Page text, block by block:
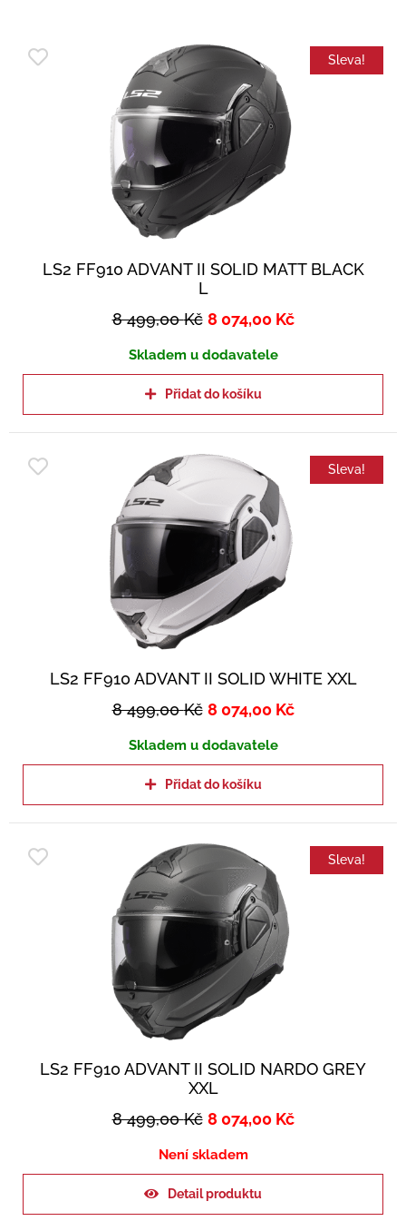
Sleva!
LS2 FF910 ADVANT II SOLID MATT BLACK
L
8 499,00Kč 8 074,00 Kč
Skladem u dodavatele
Přidat do košíku
Sleva!
LS2 FF910 ADVANT II SOLID WHITE XXL
8 499,00Kč 8 074,00 Kč
Skladem u dodavatele
Přidat do košíku
Sleva!
LS2 FF910 ADVANT II SOLID NARDO GREY
XXL
8 499,00Kč 8 074,00 Kč
Není skladem
Detail produktu